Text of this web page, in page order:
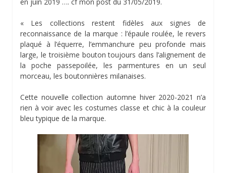
« Les collections restent fidèles aux signes de
reconnaissance de la marque : l’épaule roulée, le revers
plaqué à l’équerre, l’emmanchure peu profonde mais
large, le troisième bouton toujours dans l’alignement de
la poche passepoilée, les parmentures en un seul
morceau, les boutonnières milanaises.
Cette nouvelle collection automne hiver 2020-2021 n’a
rien à voir avec les costumes classe et chic à la couleur
bleu typique de la marque.